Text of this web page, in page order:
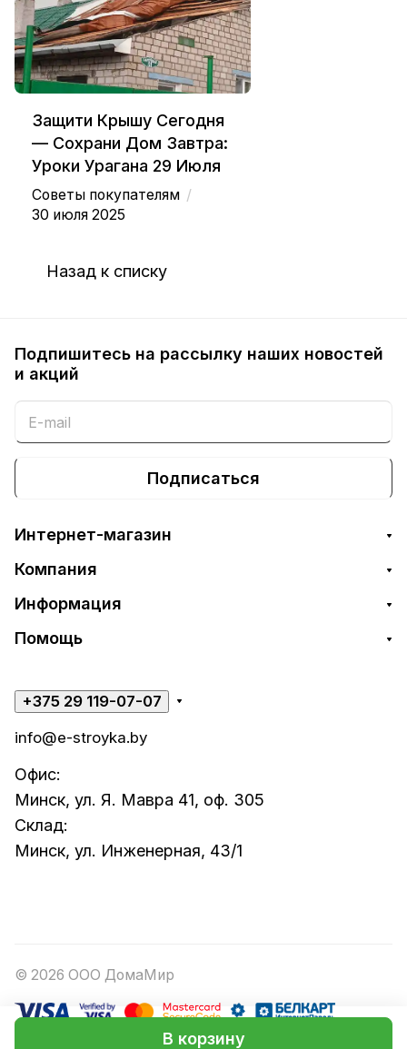
В корзину
Защити Крышу Сегодня
— Сохрани Дом Завтра:
Уроки Урагана 29 Июля
Советы покупателям /
30 июля 2025
Назад к списку
Подпишитесь на рассылку наших новостей
и акций
Подписаться
Интернет-магазин
Компания
Информация
Помощь
+375 29 119-07-07
info@e-stroyka.by
Офис:
Минск, ул. Я. Мавра 41, оф. 305
Склад:
Минск, ул. Инженерная, 43/1
© 2026 ООО ДомаМир